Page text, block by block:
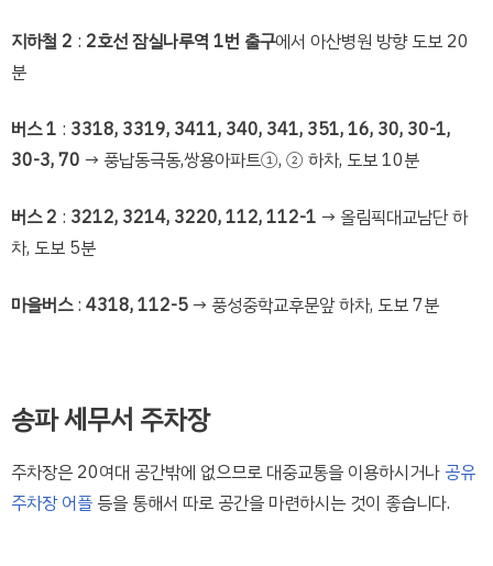
지하철 2 : 2호선 잠실나루역 1번 출구에서 아산병원 방향 도보 20
분
버스 1 : 3318, 3319, 3411, 340, 341, 351, 16, 30, 30-1,
30-3, 70 → 풍납동극동,쌍용아파트①, ② 하차, 도보 10분
버스 2 : 3212, 3214, 3220, 112, 112-1 → 올림픽대교남단 하
차, 도보 5분
마을버스: 4318, 112-5→ 풍성중학교후문앞 하차, 도보 7분
송파 세무서 주차장
주차장은 20여대 공간밖에 없으므로 대중교통을 이용하시거나 공유
주차장 어플 등을 통해서 따로 공간을 마련하시는 것이 좋습니다.